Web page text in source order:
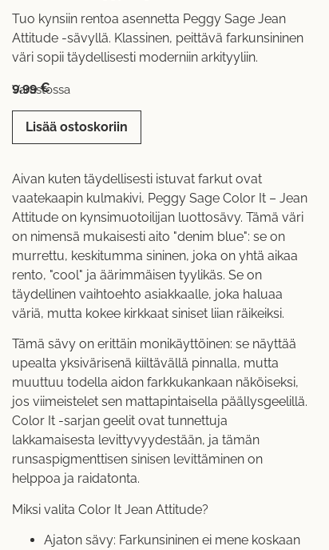
Tuo kynsiin rentoa asennetta Peggy Sage Jean
Attitude -sävyllä. Klassinen, peittävä farkunsininen
väri sopii täydellisesti moderniin arkityyliin.
9,99€
Varastossa
Lisää ostoskoriin
Aivan kuten täydellisesti istuvat farkut ovat
vaatekaapin kulmakivi, Peggy Sage Color It – Jean
Attitude on kynsimuotoilijan luottosävy. Tämä väri
on nimensä mukaisesti aito "denim blue": se on
murrettu, keskitumma sininen, joka on yhtä aikaa
rento, "cool" ja äärimmäisen tyylikäs. Se on
täydellinen vaihtoehto asiakkaalle, joka haluaa
väriä, mutta kokee kirkkaat siniset liian räikeiksi.
Tämä sävy on erittäin monikäyttöinen: se näyttää
upealta yksivärisenä kiiltävällä pinnalla, mutta
muuttuu todella aidon farkkukankaan näköiseksi,
jos viimeistelet sen mattapintaisella päällysgeelillä.
Color It -sarjan geelit ovat tunnettuja
lakkamaisesta levittyvyydestään, ja tämän
runsaspigmenttisen sinisen levittäminen on
helppoa ja raidatonta.
Miksi valita Color It Jean Attitude?
Ajaton sävy: Farkunsininen ei mene koskaan